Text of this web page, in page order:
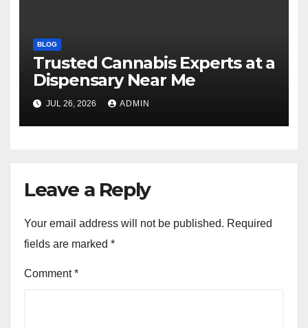
BLOG
Trusted Cannabis Experts at a
Dispensary Near Me
JUL 26, 2026 ADMIN
Leave a Reply
Your email address will not be published. Required
fields are marked *
Comment*